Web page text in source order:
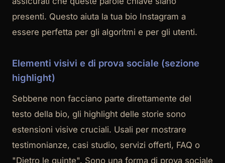
presenti. Questo aiuta la tua bio Instagram a
essere perfetta per gli algoritmi e per gli utenti.
Elementi visivi e di prova sociale (sezione
highlight)
Sebbene non facciano parte direttamente del
testo della bio, gli highlight delle storie sono
estensioni visive cruciali. Usali per mostrare
testimonianze, casi studio, servizi offerti, FAQ o
"Dietro le quinte". Sono una forma di prova sociale